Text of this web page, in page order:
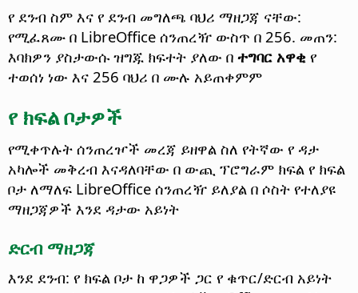
የ ደንብ ስም እና የ ደንብ መግለጫ ባህሪ ማዘጋጃ ናቸው:
የሚፈጸሙ በ LibreOffice ሰንጠረዥ ውስጥ በ 256. መጠን:
እባክዎን ያስታውሱ ዝግጁ ክፍተት ያለው በ ተግባር አዋቂ የ
ተወሰነ ነው እና 256 ባህሪ በ ሙሉ አይጠቀምም
የ ክፍል ቦታዎች
የሚቀጥሉት ሰንጠረዦች መረጃ ይዘዋል ስለ የትኛው የ ዳታ
አካሎች መቅረብ እናዳለባቸው በ ውጪ ፕሮግራም ክፍል የ ክፍል
ቦታ ለማለፍ LibreOffice ሰንጠረዥ ይለያል በ ሶስት የተለያዩ
ማዘጋጃዎች እንደ ዳታው አይነት
ድርብ ማዘጋጃ
እንደ ደንብ: የ ክፍል ቦታ ከ ዋጋዎች ጋር የ ቁጥር/ድርብ አይነት